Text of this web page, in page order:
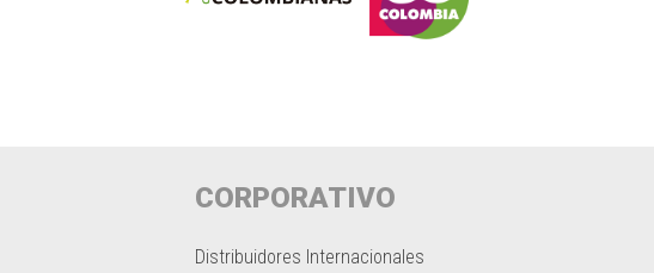
CORPORATIVO
Distribuidores Internacionales